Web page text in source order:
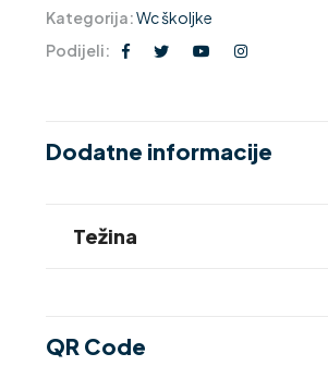
Kategorija:Wc školjke
Podijeli:
Dodatne informacije
Težina
QR Code